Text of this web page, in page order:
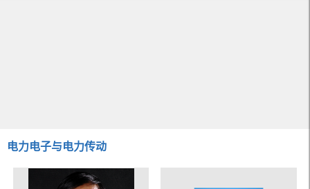
电力电子与电力传动